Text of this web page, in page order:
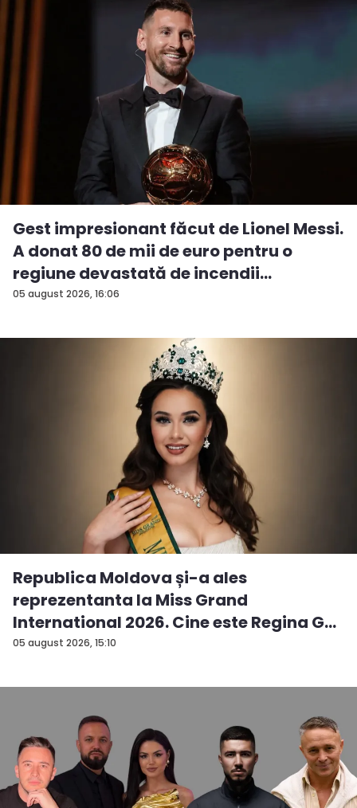
05 august 2026, 16:06
Gest impresionant făcut de Lionel Messi.
A donat 80 de mii de euro pentru o
regiune devastată de incendii
05 august 2026, 15:10
Republica Moldova și-a ales
reprezentanta la Miss Grand
International 2026. Cine este Regina G...